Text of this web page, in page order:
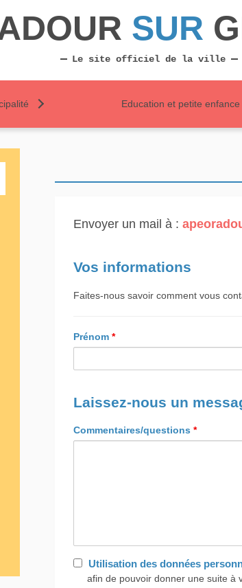
SUR
Le site officiel de la ville
Education et petite enfance
Envoyer un mail à :
Vos informations
Faites-nous savoir comment vous
Prénom*
Laissez-nous un
Commentaires/questions*
Utilisation des données
afin de pouvoir donner une suite à